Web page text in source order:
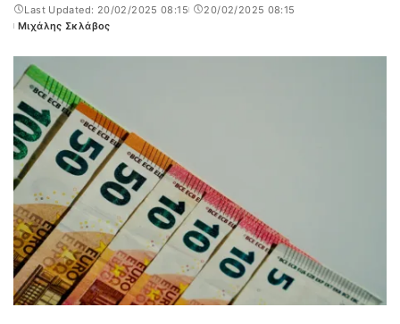
Last Updated: 20/02/2025 08:15
20/02/2025 08:15
Posted
Μιχάλης Σκλάβος